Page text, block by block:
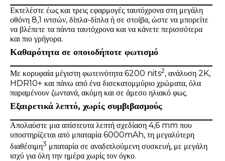
Εκτελέστε έως και τρεις εφαρμογές ταυτόχρονα στη μεγάλη
οθόνη 8,1 ιντσών, δίπλα-δίπλα ή σε στοίβα, ώστε να μπορείτε
να βλέπετε τα πάντα ταυτόχρονα και να κάνετε περισσότερα
και πιο γρήγορα.
Καθαρότητα σε οποιοδήποτε φωτισμό
Με κορυφαία μέγιστη φωτεινότητα 6200 nits2, ανάλυση 2K,
HDR10+ και πάνω από ένα δισεκατομμύριο χρώματα, όλα
παραμένουν ζωντανά, ακόμη και σε άμεσο ηλιακό φως.
Εξαιρετικά λεπτό, χωρίς συμβιβασμούς
Απολαύστε μια απίστευτα λεπτή σχεδίαση 4,6 mm που
υποστηρίζεται από μπαταρία 6000mAh, τη μεγαλύτερη
διαθέσιμη3 μπαταρία σε αναδιπλούμενη συσκευή, με μεγάλη
ισχύ για όλη την ημέρα χωρίς τον όγκο.